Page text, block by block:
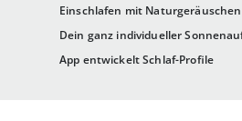
Einschlafen mit Naturgeräuschen
Dein ganz individueller
App entwickelt Schlaf-Profile